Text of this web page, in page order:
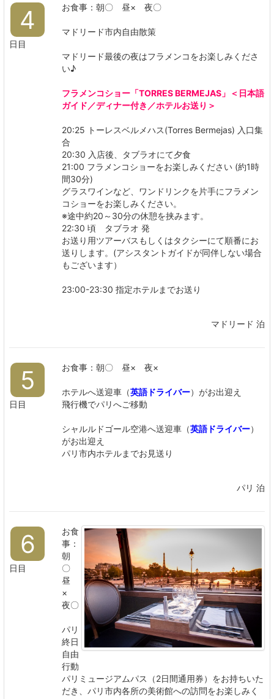
4
日目
お食事：朝〇 昼× 夜〇
マドリード市内自由散策
マドリード最後の夜はフラメンコをお楽しみくださ
い♪
フラメンコショー「TORRES BERMEJAS」＜日本語
ガイド／ディナー付き／ホテルお送り＞
20:25 トーレスベルメハス(Torres Bermejas) 入口集
合
20:30 入店後、タブラオにて夕食
21:00 フラメンコショーをお楽しみください (約1時
間30分)
グラスワインなど、ワンドリンクを片手にフラメン
コショーをお楽しみください。
※途中約20～30分の休憩を挟みます。
22:30 頃 タブラオ 発
お送り用ツアーバスもしくはタクシーにて順番にお
送りします。(アシスタントガイドが同伴しない場合
もございます）
23:00-23:30 指定ホテルまでお送り
マドリード 泊
5
日目
お食事：朝〇 昼× 夜×
ホテルへ送迎車（英語ドライバー）がお出迎え
飛行機でパリへご移動
シャルルドゴール空港へ送迎車（英語ドライバー）
がお出迎え
パリ市内ホテルまでお見送り
パリ 泊
6
日目
お食
事：
朝
〇
昼
×
夜〇
パリ
終日
自由
行動
パリミュージアムパス（2日間通用券）をお持ちいた
だき、パリ市内各所の美術館への訪問をお楽しみく